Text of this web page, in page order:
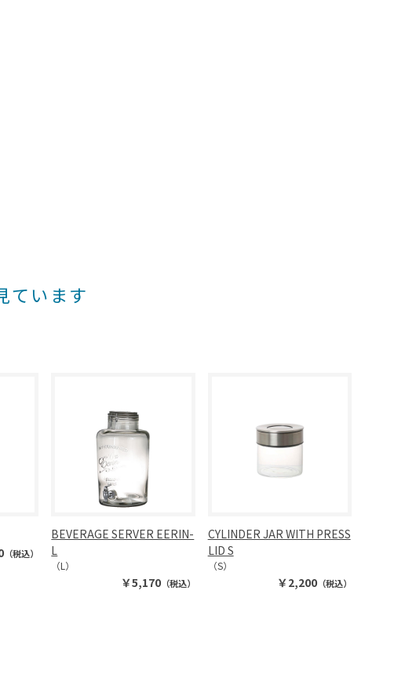
ています
（税込）
BEVERAGE SERVER EERIN-
L
（L）
￥5,170（税込）
CYLINDER JAR WITH PRESS
LID S
（S）
￥2,200（税込）